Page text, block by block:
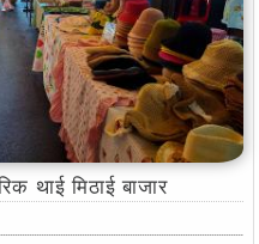
थाई मिठाई बाजार